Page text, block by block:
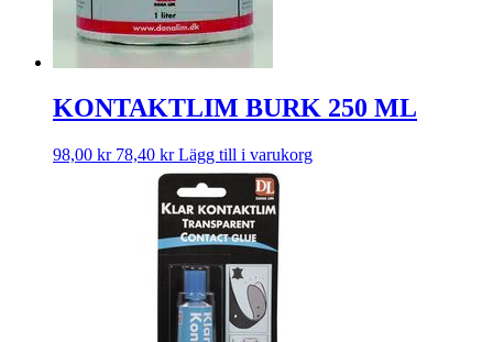
KONTAKTLIM BURK 250 ML
98,00 kr 78,40 kr Lägg till i varukorg